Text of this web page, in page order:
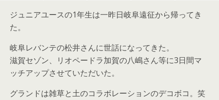
ジュニアユースの1年生は一昨日岐阜遠征から帰ってき
た。
岐阜レバンテの松井さんに世話になってきた。
滋賀セゾン、リオペードラ加賀の八嶋さん等に3日間マ
ッチアップさせていただいた。
グランドは雑草と土のコラボレーションのデコボコ。笑